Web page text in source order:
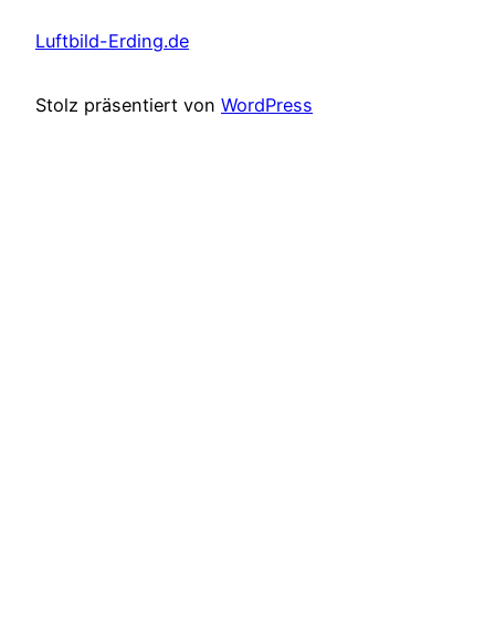
Luftbild-Erding.de
Stolz präsentiert von WordPress